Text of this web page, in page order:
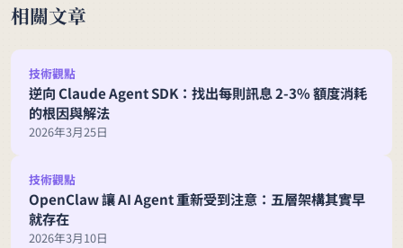
相關文章
技術觀點
逆向 Claude Agent SDK：找出每則訊息 2-3% 額度消耗
的根因與解法
2026年3月25日
技術觀點
OpenClaw 讓 AI Agent 重新受到注意：五層架構其實早
就存在
2026年3月10日